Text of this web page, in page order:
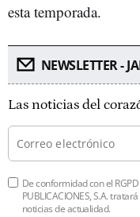
esta temporada.
NEWSLETTER -
Las noticias del
De conformidad con el RGPD
PUBLICACIONES, S.A.
noticias de actualidad.